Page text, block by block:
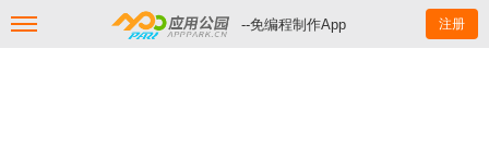
--免编程制作App 注册